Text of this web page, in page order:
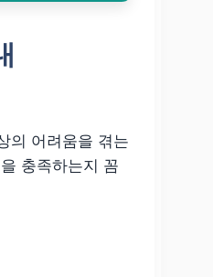
의 어려움을 겪는
을 충족하는지 꼼